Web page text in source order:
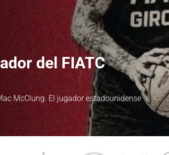
del FIATC
McClung. El jugador estadounidense